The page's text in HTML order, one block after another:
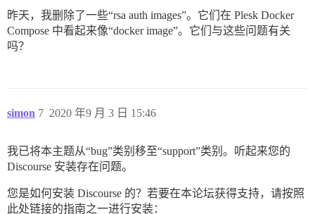
昨天，我删除了一些“rsa auth images”。它们在 Plesk Docker
Compose 中看起来像“docker image”。它们与这些问题有关
吗？
simon 2020 年9 月 3 日 15:46
7
我已将本主题从“bug”类别移至“support”类别。听起来您的
Discourse 安装存在问题。
您是如何安装 Discourse 的？若要在本论坛获得支持，请按照
此处链接的指南之一进行安装：